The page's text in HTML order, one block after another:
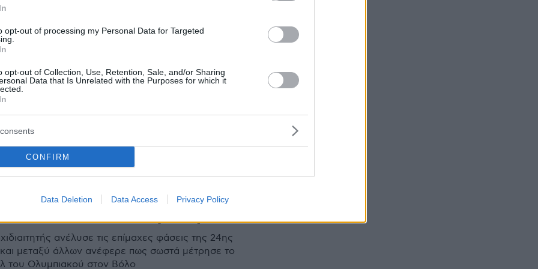
opt-out of processing my Personal Data for Targeted
opt-out of Collection, Use, Retention, Sale, and/or Sharing
Data that Is Unrelated with the Purposes for which it
CONFIRM
Data Deletion Data Access Privacy Policy
«Πέναλτι για τον
με την ΑΕΚ - Σωστό αυτό
ο ΠΑΣ με Ολυμπιακό»
ότι έπρεπε να δοθεί πέναλτι στον Ατρόμητο στο
την ΑΕΚ, ενώ σωστά καταλογίστηκε τέτοιο στο χέρι του
στο ΠΑΣ-Ολυμπιακός, έκανε στην ανάλυσή του ο
«Καθαρό το γκολ του
σωστά κατακυρώθηκε»
ανέλυσε τις επίμαχες φάσεις της 24ης
και μεταξύ άλλων ανέφερε πως σωστά μέτρησε το
του Ολυμπιακού στον Βόλο
4